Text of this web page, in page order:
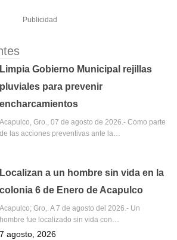
Publicidad
Limpia Gobierno Municipal rejillas
pluviales para prevenir
encharcamientos
Acapulco, Gro., 07 de agosto de 2026.- Como parte
de las acciones preventivas ante la…
Localizan a un hombre sin vida en la
colonia 6 de Enero de Acapulco
Acapulco; Gro,. A 7 de agosto del 2026.- Un
hombre fue localizado sin vida con…
7 agosto, 2026